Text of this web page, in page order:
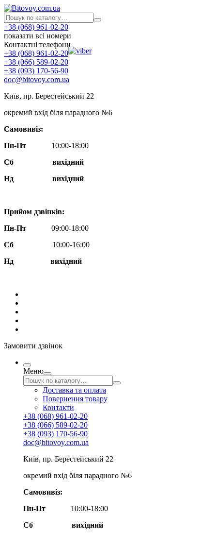
+38 (068) 961-02-20
показати всі номери
Контактні телефони
+38 (068) 961-02-20
+38 (066) 589-02-20
+38 (093) 170-56-90
doc@bitovoy.com.ua
Київ, пр. Берестейський 22
окремий вхід біля парадного №6
Самовивіз:
Пн-Пт
10:00-18:00
Сб
вихідний
Нд
вихідний
Прийом дзвінків:
Пн-Пт
09:00-18:00
Сб
10:00-16:00
Нд вихідний
Замовити дзвінок
Меню
Доставка та оплата
Повернення товару
Контакти
+38 (068) 961-02-20
+38 (066) 589-02-20
+38 (093) 170-56-90
doc@bitovoy.com.ua
Київ, пр. Берестейський 22
окремий вхід біля парадного №6
Самовивіз:
Пн-Пт
10:00-18:00
Сб
вихідний